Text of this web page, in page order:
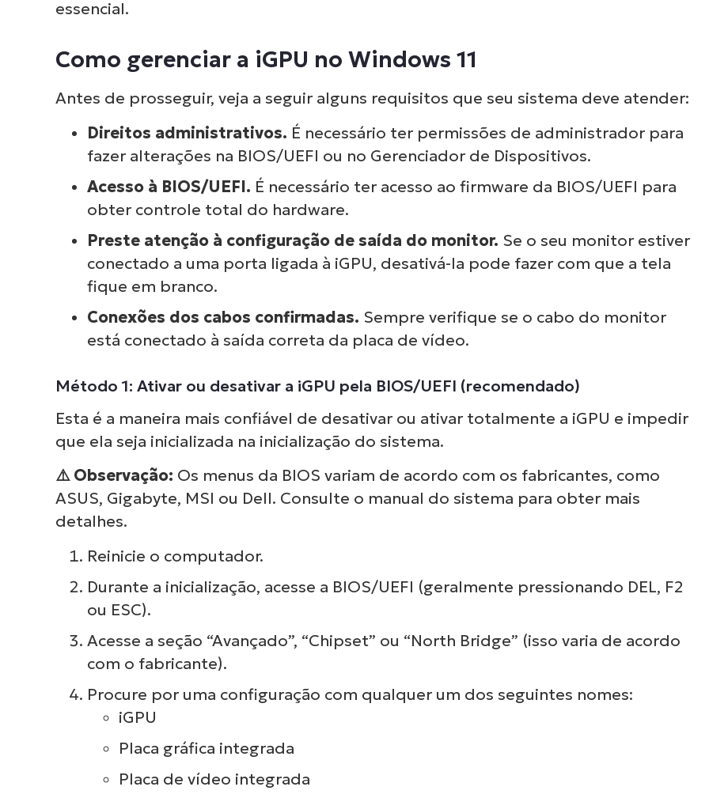
essencial.
Como gerenciar a iGPU no Windows 11
Antes de prosseguir, veja a seguir alguns requisitos que seu sistema deve atender:
Direitos administrativos. É necessário ter permissões de administrador para
fazer alterações na BIOS/UEFI ou no Gerenciador de Dispositivos.
Acesso à BIOS/UEFI. É necessário ter acesso ao firmware da BIOS/UEFI para
obter controle total do hardware.
Preste atenção à configuração de saída do monitor. Se o seu monitor estiver
conectado a uma porta ligada à iGPU, desativá-la pode fazer com que a tela
fique em branco.
Conexões dos cabos confirmadas. Sempre verifique se o cabo do monitor
está conectado à saída correta da placa de vídeo.
Método 1: Ativar ou desativar a iGPU pela BIOS/UEFI (recomendado)
Esta é a maneira mais confiável de desativar ou ativar totalmente a iGPU e impedir
que ela seja inicializada na inicialização do sistema.
⚠️ Observação: Os menus da BIOS variam de acordo com os fabricantes, como
ASUS, Gigabyte, MSI ou Dell. Consulte o manual do sistema para obter mais
detalhes.
Reinicie o computador.
Durante a inicialização, acesse a BIOS/UEFI (geralmente pressionando DEL, F2
ou ESC).
Acesse a seção “Avançado”, “Chipset” ou “North Bridge” (isso varia de acordo
com o fabricante).
Procure por uma configuração com qualquer um dos seguintes nomes:
iGPU
Placa gráfica integrada
Placa de vídeo integrada